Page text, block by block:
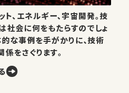
、エネルギー、宇宙開発。技
社会に何をもたらすのでしょ
的な事例を手がかりに、技術
をさぐります。